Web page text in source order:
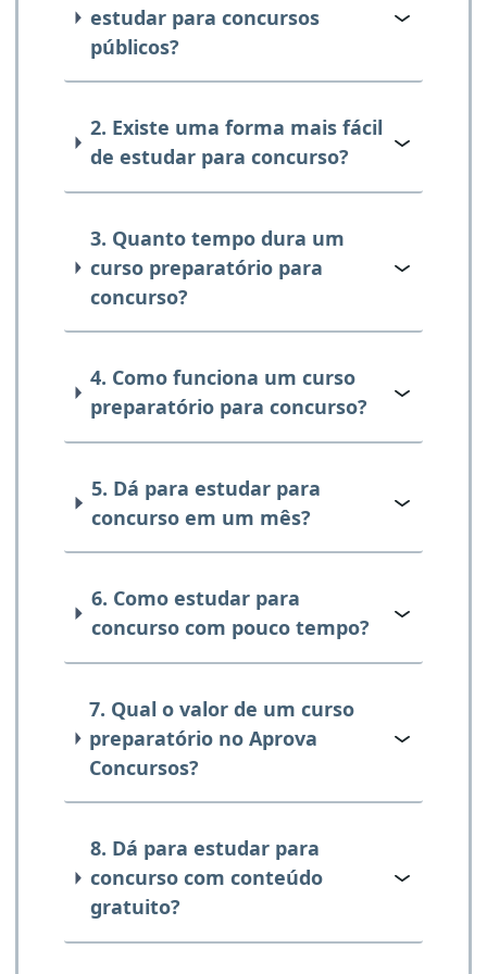
estudar para concursos
públicos?
2. Existe uma forma mais fácil
de estudar para concurso?
3. Quanto tempo dura um
curso preparatório para
concurso?
4. Como funciona um curso
preparatório para concurso?
5. Dá para estudar para
concurso em um mês?
6. Como estudar para
concurso com pouco tempo?
7. Qual o valor de um curso
preparatório no Aprova
Concursos?
8. Dá para estudar para
concurso com conteúdo
gratuito?